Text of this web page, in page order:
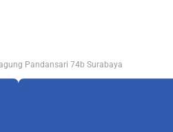
Pandansari 74b Surabaya